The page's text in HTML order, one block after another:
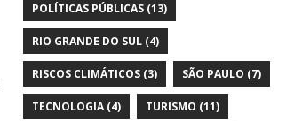
POLÍTICAS PÚBLICAS(13)
RIO GRANDE DO SUL(4)
RISCOS CLIMÁTICOS(3) SÃO PAULO (7)
TECNOLOGIA(4) TURISMO (11)